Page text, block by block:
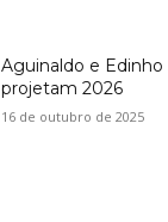
Aguinaldo e
projetam 2026
16 de outubro de 2025